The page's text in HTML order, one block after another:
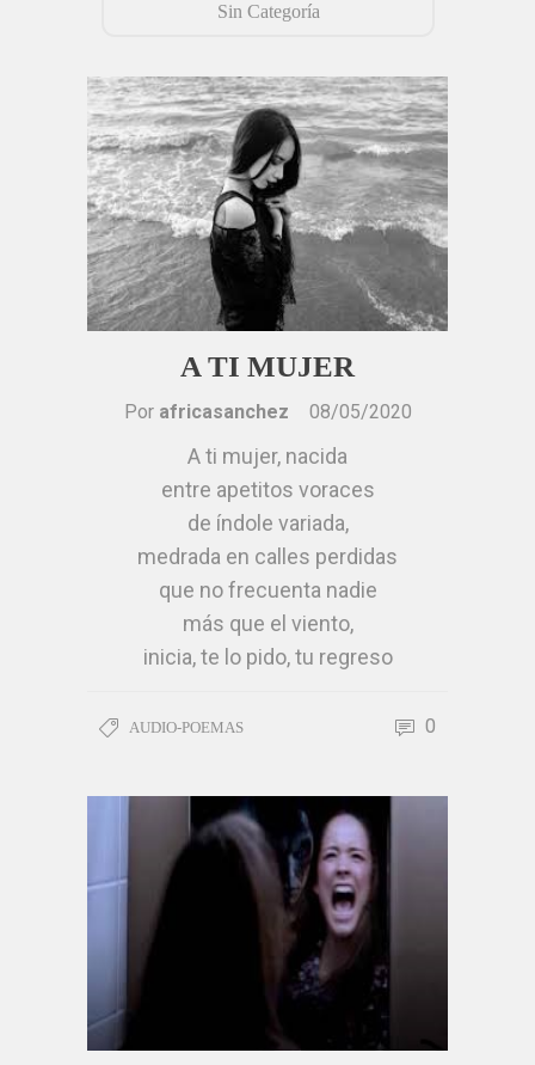
Sin Categoría
A TI MUJER
Por africasanchez 08/05/2020
A ti mujer, nacida
entre apetitos voraces
de índole variada,
medrada en calles perdidas
que no frecuenta nadie
más que el viento,
inicia, te lo pido, tu regreso
y renaces.
de apellidos sin linaje,
cubierta de reproches y silencios,
te lo ruego,
que te importe un pimiento
la diatriba salvaje
del violento,
vuelve tu rostro al cielo
impecable y limpia
AUDIO-POEMAS 0